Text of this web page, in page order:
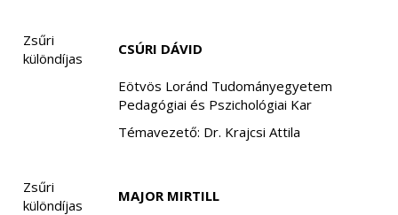
Zsűri
különdíjas
CSÚRI DÁVID
Eötvös Loránd Tudományegyetem
Pedagógiai és Pszichológiai Kar
Témavezető: Dr. Krajcsi Attila
Zsűri
különdíjas
MAJOR MIRTILL